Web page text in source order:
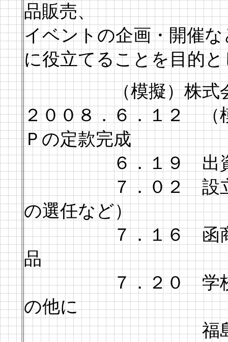
品販売、
イベントの企画・開催
に役立てることを目的
（模擬）株式会社
２００８．６．１２ （
Ｐの定款完成
６．１９ 出資者
７．０２ 設立株主
の選任など）
７．１６ 函商ブラ
品
７．２０ 学校祭で
の他に
福島町海産物